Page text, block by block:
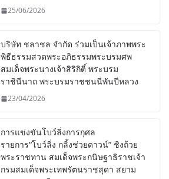
25/06/2026
บริษัท ชลาชล จำกัด ร่วมเป็นเจ้าภาพพระ
พิธีธรรมสวดพระอภิธรรมพระบรมศพ
สมเด็จพระนางเจ้าสิริกิติ์ พระบรม
ราชินีนาถ พระบรมราชชนนีพันปีหลวง
23/04/2026
การแข่งขันโบว์ลิ่งการกุศล
รายการ“โบว์ลิ่ง กลิ้งช่วยดาวน์” ชิงถ้วย
พระราชทาน สมเด็จพระกนิษฐาธิราชเจ้า
กรมสมเด็จพระเทพรัตนราชสุดา สยาม